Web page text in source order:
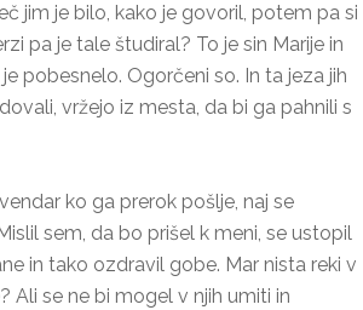
jim je bilo, kako je govoril, potem pa si
pa je tale študiral? To je sin Marije in
pobesnelo. Ogorčeni so. In ta jeza jih
vržejo iz mesta, da bi ga pahnili s
ko ga prerok pošlje, naj se
Mislil sem, da bo prišel k meni, se ustopil
in tako ozdravil gobe. Mar nista reki v
Ali se ne bi mogel v njih umiti in